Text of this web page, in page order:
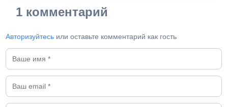
1 комментарий
Авторизуйтесь или оставьте комментарий как гость